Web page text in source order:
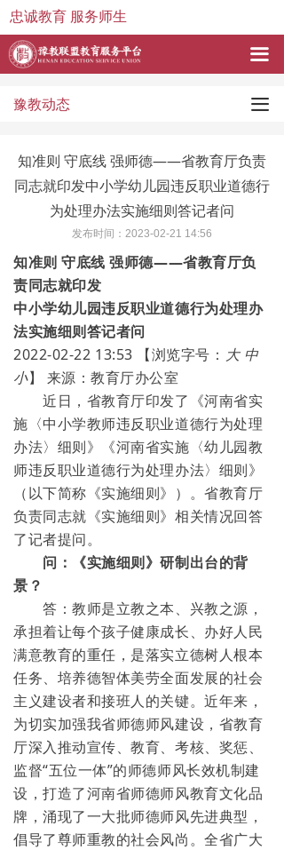
忠诚教育 服务师生
끀
豫教动态 끀
知准则 守底线 强师德——省教育厅负责
同志就印发中小学幼儿园违反职业道德行
为处理办法实施细则答记者问
知准则 守底线 强师德——省教育厅负
责同志就印发
中小学幼儿园违反职业道德行为处理办
法实施细则答记者问
2022-02-22 13:53
【浏览字号： 大 中
小】 来源：教育厅办公室
近日，省教育厅印发了《河南省实
施〈中小学教师违反职业道德行为处理
办法〉细则》《河南省实施〈幼儿园教
师违反职业道德行为处理办法〉细则》
（以下简称《实施细则》）。省教育厅
负责同志就《实施细则》相关情况回答
了记者提问。
问：《实施细则》研制出台的背
景？
答：教师是立教之本、兴教之源，
承担着让每个孩子健康成长、办好人民
满意教育的重任，是落实立德树人根本
任务、培养德智体美劳全面发展的社会
主义建设者和接班人的关键。近年来，
为切实加强我省师德师风建设，省教育
厅深入推动宣传、教育、考核、奖惩、
监督“五位一体”的师德师风长效机制建
设，打造了河南省师德师风教育文化品
牌，涌现了一大批师德师风先进典型，
倡导了尊师重教的社会风尚。全省广大
发布时间： 2023-02-21 14:56